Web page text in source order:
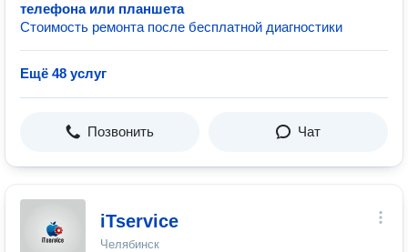
телефона или планшета
Стоимость ремонта после бесплатной диагностики
Ещё 48 услуг
Позвонить Чат
iTservice
Челябинск